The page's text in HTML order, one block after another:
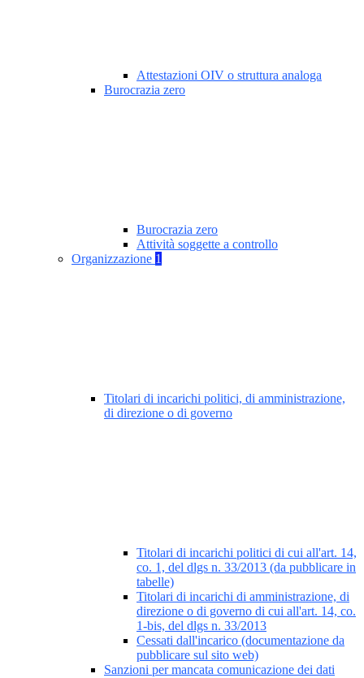
Attestazioni OIV o struttura analoga
Burocrazia zero
Burocrazia zero
Attività soggette a controllo
Organizzazione 1
Titolari di incarichi politici, di amministrazione,
di direzione o di governo
Titolari di incarichi politici di cui all'art. 14,
co. 1, del dlgs n. 33/2013 (da pubblicare in
tabelle)
Titolari di incarichi di amministrazione, di
direzione o di governo di cui all'art. 14, co.
1-bis, del dlgs n. 33/2013
Cessati dall'incarico (documentazione da
pubblicare sul sito web)
Sanzioni per mancata comunicazione dei dati